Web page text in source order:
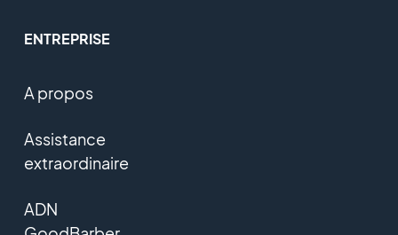
ENTREPRISE
A propos
Assistance
extraordinaire
ADN